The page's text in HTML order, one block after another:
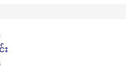
း